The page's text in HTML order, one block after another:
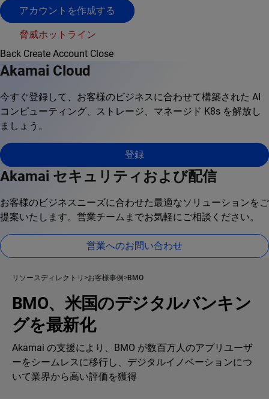
アカウントを作成する
脅威ホットライン
Back Create Account Close
Akamai Cloud
今すぐ登録して、お客様のビジネスに合わせて構築された AI
コンピューティング、ストレージ、マネージド K8s を解放し
ましょう。
登録
Akamai セキュリティおよび配信
お客様のビジネスニーズに合わせた最適なソリューションをご
提案いたします。営業チームまでお気軽にご相談ください。
営業へのお問い合わせ
リソースディレクトリ お客様事例 BMO
BMO、米国のデジタルバンキン
グを最新化
Akamai の支援により、BMO が数百万人のアプリユーザ
ーをシームレスに移行し、デジタルイノベーションにつ
いて業界から高い評価を獲得